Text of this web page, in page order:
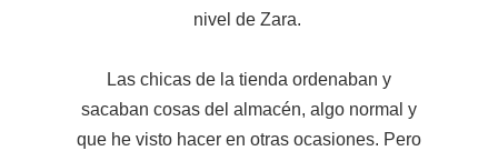
nivel de Zara.
Las chicas de la tienda ordenaban y
sacaban cosas del almacén, algo normal y
que he visto hacer en otras ocasiones. Pero